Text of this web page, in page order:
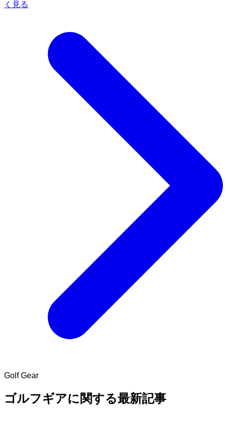
く見る
Golf Gear
ゴルフギアに関する最新記事